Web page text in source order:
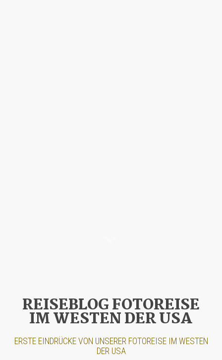
REISEBLOG FOTOREISE
IM WESTEN DER USA
ERSTE EINDRÜCKE VON UNSERER FOTOREISE IM WESTEN
DER USA